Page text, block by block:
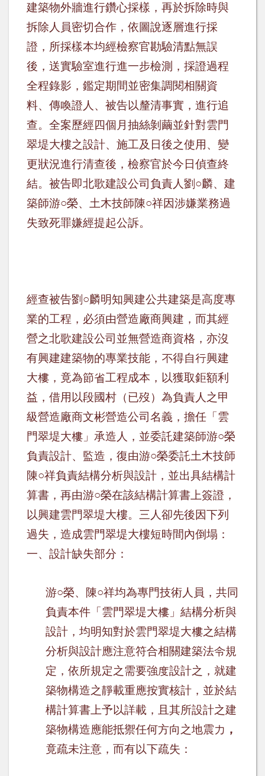
建築物外牆進行鑽心採樣，再於拆除時與
拆除人員密切合作，依圖說逐層進行採
證，所採樣本均經檢察官勘驗清點無誤
後，送實驗室進行進一步檢測，採證過程
全程錄影，鑑定期間並密集調閱相關資
料、傳喚證人、被告以釐清事實，進行追
查。全案歷經四個月抽絲剝繭並針對雲門
翠堤大樓之設計、施工及日後之使用、變
更狀況進行清查後，檢察官於今日偵查終
結。被告即北歌建設公司負責人劉 ○麟、建
築師游○榮、土木技師陳○祥因涉嫌業務過
失致死罪嫌經提起公訴。
經查被告劉 ○麟明知興建公共建築是高度專
業的工程，必須由營造廠商興建，而其經
營之北歌建設公司並無營造商資格，亦沒
有興建建築物的專業技能，不得自行興建
大樓，竟為節省工程成本，以獲取鉅額利
益，借用以段國村（已歿）為負責人之甲
級營造廠商文彬營造公司名義，擔任「雲
門翠堤大樓」承造人，並委託建築師游○榮
負責設計、監造，復由游○榮委託土木技師
陳○祥負責結構分析與設計，並出具結構計
算書，再由游○榮在該結構計算書上簽證，
以興建雲門翠堤大樓。三人卻先後因下列
過失，造成雲門翠堤大樓短時間內倒塌：
一、設計缺失部分：
游○榮、陳○祥均為專門技術人員，共同
負責本件「雲門翠堤大樓」結構分析與
設計，均明知對於雲門翠堤大樓之結構
分析與設計應注意符合相關建築法令規
定，依所規定之需要強度設計之，就建
築物構造之靜載重應按實核計，並於結
構計算書上予以詳載，且其所設計之建
築物構造應能抵禦任何方向之地震力 ，
竟疏未注意，而有以下疏失：